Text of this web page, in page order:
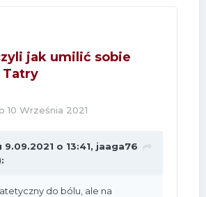
jak umilić sobie
Tatry
10 Września 2021
9.09.2021 o 13:41, jaaga76
do bólu, ale na